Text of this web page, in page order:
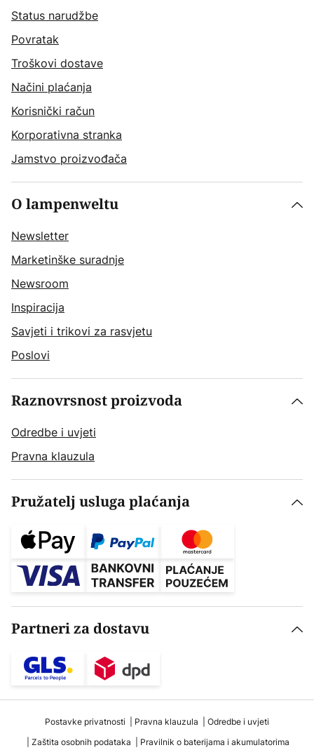
Status narudžbe
Povratak
Troškovi dostave
Načini plaćanja
Korisnički račun
Korporativna stranka
Jamstvo proizvođača
O lampenweltu
Newsletter
Marketinške suradnje
Newsroom
Inspiracija
Savjeti i trikovi za rasvjetu
Poslovi
Raznovrsnost proizvoda
Odredbe i uvjeti
Pravna klauzula
Pružatelj usluga plaćanja
Partneri za dostavu
Postavke privatnosti Pravna klauzula
Odredbe i uvjeti
Zaštita osobnih podataka
Pravilnik o baterijama i akumulatorima